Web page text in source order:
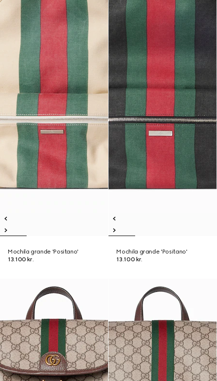
Mochila grande 'Positano'
13.100 kr.
Mochila grande 'Positano'
13.100 kr.